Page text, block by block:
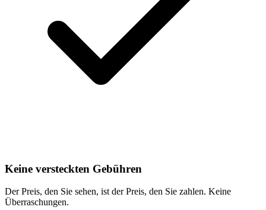
Keine versteckten Gebühren
Der Preis, den Sie sehen, ist der Preis, den Sie zahlen. Keine
Überraschungen.